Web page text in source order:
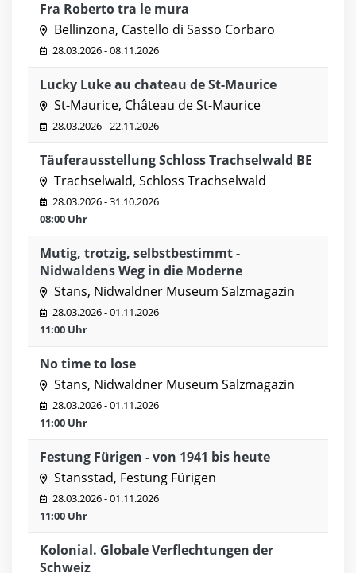
Fra Roberto tra le mura
Bellinzona, Castello di Sasso Corbaro
28.03.2026 - 08.11.2026
Lucky Luke au chateau de St-Maurice
St-Maurice, Château de St-Maurice
28.03.2026 - 22.11.2026
Täuferausstellung Schloss Trachselwald BE
Trachselwald, Schloss Trachselwald
28.03.2026 - 31.10.2026
08:00 Uhr
Mutig, trotzig, selbstbestimmt -
Nidwaldens Weg in die Moderne
Stans, Nidwaldner Museum Salzmagazin
28.03.2026 - 01.11.2026
11:00 Uhr
No time to lose
Stans, Nidwaldner Museum Salzmagazin
28.03.2026 - 01.11.2026
11:00 Uhr
Festung Fürigen - von 1941 bis heute
Stansstad, Festung Fürigen
28.03.2026 - 01.11.2026
11:00 Uhr
Kolonial. Globale Verflechtungen der
Schweiz